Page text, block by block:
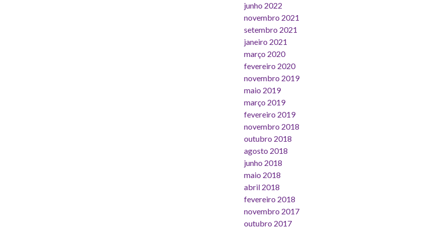
junho 2022
novembro 2021
setembro 2021
janeiro 2021
março 2020
fevereiro 2020
novembro 2019
maio 2019
março 2019
fevereiro 2019
novembro 2018
outubro 2018
agosto 2018
junho 2018
maio 2018
abril 2018
fevereiro 2018
novembro 2017
outubro 2017